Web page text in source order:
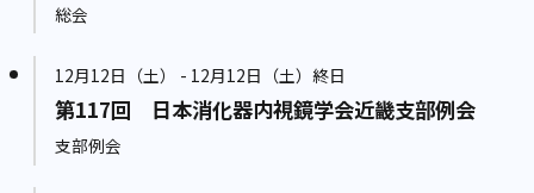
総会
12月12日（土） - 12月12日（土）終日
第117回 日本消化器内視鏡学会近畿支部例会
支部例会